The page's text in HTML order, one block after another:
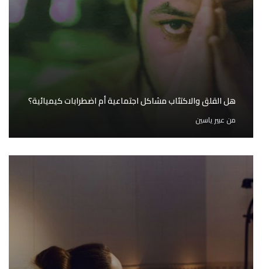
هل القلق والاكتئاب مشاكل اجتماعية أم اضطرابات كيميائية؟
من عبير ياسين